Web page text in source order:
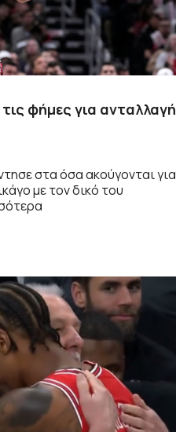
φήμες για ανταλλαγή
στα όσα ακούγονται για
με τον δικό του